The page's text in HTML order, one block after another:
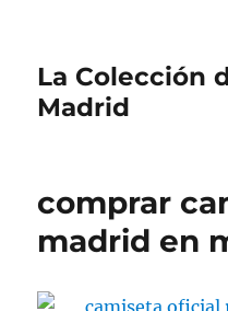
La Colección
Madrid
comprar
madrid en